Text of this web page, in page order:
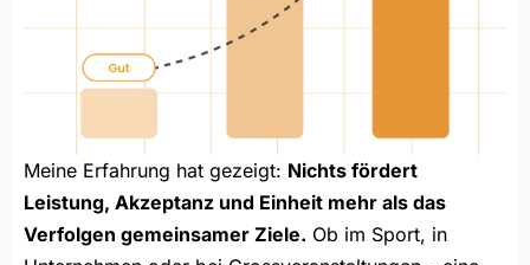
Meine Erfahrung hat gezeigt: Nichts fördert
Leistung, Akzeptanz und Einheit mehr als das
Verfolgen gemeinsamer Ziele. Ob im Sport, in